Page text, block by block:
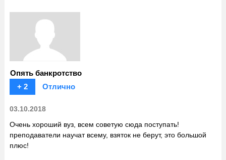
Опять банкротство
+ 2
Отлично
03.10.2018
Очень хороший вуз, всем советую сюда поступать!
преподаватели научат всему, взяток не берут, это большой
плюс!